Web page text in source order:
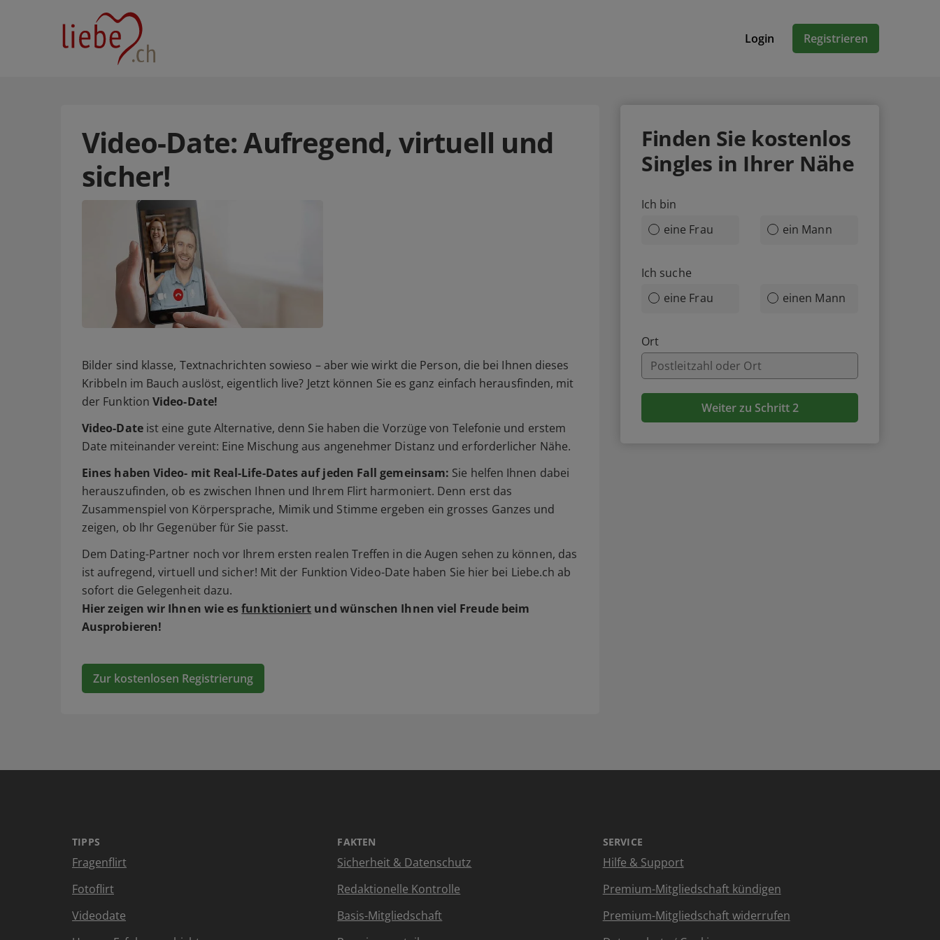
Login Registrieren
Video-Date: Aufregend, virtuell und
sicher!
Bilder sind klasse, Textnachrichten sowieso – aber wie wirkt die Person, die bei Ihnen dieses
Kribbeln im Bauch auslöst, eigentlich live? Jetzt können Sie es ganz einfach herausfinden, mit
der FunktionVideo-Date!
Video-Dateist eine gute Alternative, denn Sie haben die Vorzüge von Telefonie und erstem
Date miteinander vereint: Eine Mischung aus angenehmer Distanz und erforderlicher Nähe.
Eines haben Video- mit Real-Life-Dates auf jeden Fall gemeinsam: Sie helfen Ihnen dabei
herauszufinden, ob es zwischen Ihnen und Ihrem Flirt harmoniert. Denn erst das
Zusammenspiel von Körpersprache, Mimik und Stimme ergeben ein grosses Ganzes und
zeigen, ob Ihr Gegenüber für Sie passt.
Dem Dating-Partner noch vor Ihrem ersten realen Treffen in die Augen sehen zu können, das
ist aufregend, virtuell und sicher! Mit der Funktion Video-Date haben Sie hier bei Liebe.ch ab
sofort die Gelegenheit dazu.
Hier zeigen wir Ihnen wie esfunktioniert und wünschen Ihnen viel Freude beim
Ausprobieren!
Zur kostenlosen Registrierung
Finden Sie kostenlos
Singles in Ihrer Nähe
Ich bin
eine Frau
ein Mann
Ich suche
eine Frau
einen Mann
Ort
Weiter zu Schritt 2
TIPPS
Fragenflirt
Fotoflirt
Videodate
FAKTEN
Sicherheit & Datenschutz
Redaktionelle Kontrolle
Basis-Mitgliedschaft
SERVICE
Hilfe & Support
Premium-Mitgliedschaft kündigen
Premium-Mitgliedschaft widerrufen